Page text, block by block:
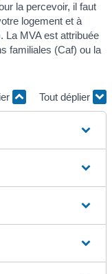
la percevoir, il faut
logement et à
La MVA est attribuée
familiales (Caf) ou la
Tout déplier